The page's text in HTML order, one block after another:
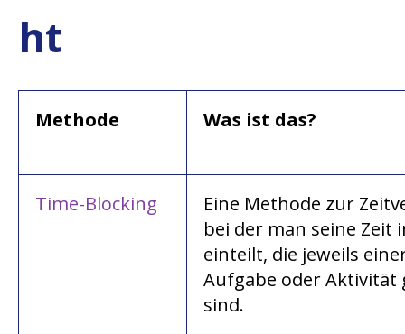
ht
Methode Was ist das?
Time-Blocking
Eine Methode zur
bei der man seine Zeit
einteilt, die jeweils
Aufgabe oder Aktivität
sind.